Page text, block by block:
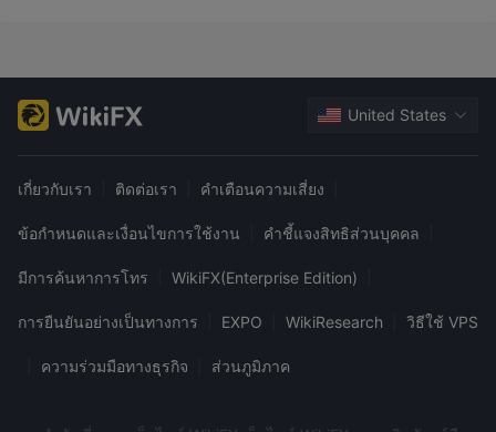
United States
เกี่ยวกับเรา ติดต่อเรา คำเตือนความเสี่ยง
ข้อกำหนดและเงื่อนไขการใช้งาน คำชี้แจงสิทธิส่วนบุคคล
มีการค้นหาการโทร WikiFX(Enterprise Edition)
การยืนยันอย่างเป็นทางการ EXPO WikiResearch วิธีใช้ VPS
ความร่วมมือทางธุรกิจ ส่วนภูมิภาค